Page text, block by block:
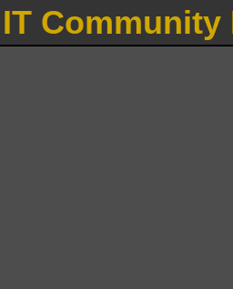
IT Community